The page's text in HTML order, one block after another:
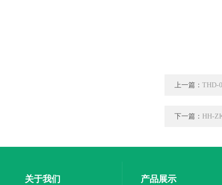
上一篇： THD-
下一篇： HH-
关于我们 产品展示